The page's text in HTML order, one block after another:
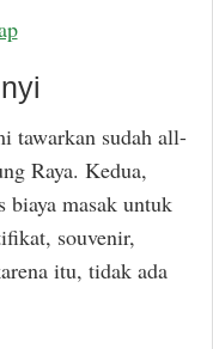
tawarkan sudah all-
Raya. Kedua,
biaya masak untuk
souvenir,
itu, tidak ada